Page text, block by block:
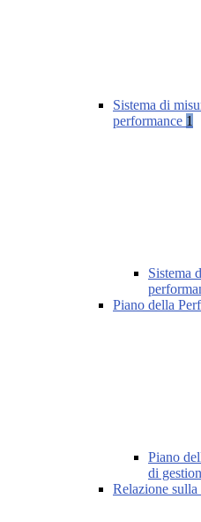
Sistema di
performance 1
Sistema
Piano della
Piano
di
Relazione sulla